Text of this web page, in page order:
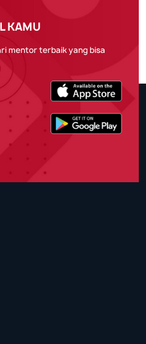
KAMU
mentor terbaik yang bisa